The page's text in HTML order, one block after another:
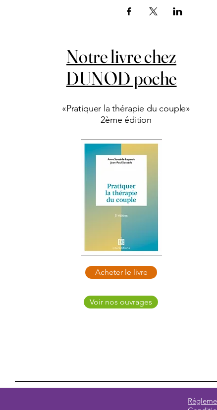
Notre livre chez
DUNOD poche
«Pratiquer la thérapie du couple»
2ème édition
Acheter le livre
Voir nos ouvrages